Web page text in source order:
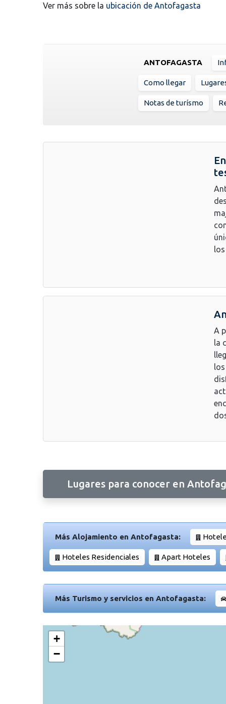
Ver más sobre la ubicación de Antofagasta
ANTOFAGASTA
Como llegar
Notas de turísmo
A
la
Lugares para conocer en
Más Alojamiento en Antofagasta:
Hoteles Residenciales Apart Hoteles
Más Turismo y servicios en Antofagasta:
+
−